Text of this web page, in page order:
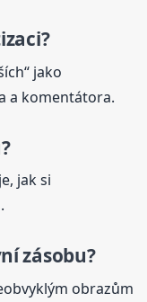
jako
a komentátora.
jak si
zásobu?
obrazům